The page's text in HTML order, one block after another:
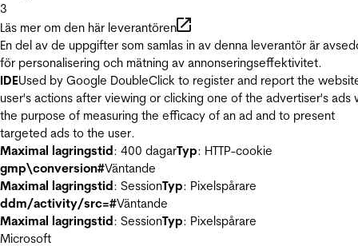
3
Läs mer om den här leverantören
En del av de uppgifter som samlas in av denna leverantör är
för personalisering och mätning av annonseringseffektivitet.
IDEUsed by Google DoubleClick to register and report the
user's actions after viewing or clicking one of the advertiser's ads
the purpose of measuring the efficacy of an ad and to present
targeted ads to the user.
Maximal lagringstid: 400 dagarTyp: HTTP-cookie
gmp\conversion#Väntande
Maximal lagringstid: SessionTyp: Pixelspårare
ddm/activity/src=#Väntande
Maximal lagringstid: SessionTyp: Pixelspårare
Microsoft